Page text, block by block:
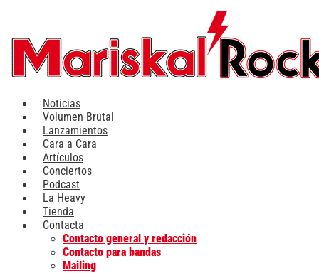
contenido
Noticias
Volumen Brutal
Lanzamientos
Cara a Cara
Artículos
Conciertos
Podcast
La Heavy
Tienda
Contacta
Contacto general y redacción
Contacto para bandas
Mailing